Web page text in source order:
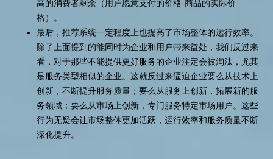
高的消费者剩余（用户愿意支付的价格-商品的实际价
格）。
最后，推荐系统一定程度上也提高了市场整体的运行效率。
除了上面提到的能同时为企业和用户带来益处，我们反过来
看，对于那些不能提供更好服务的企业注定会被淘汰，尤其
是服务类型相似的企业。这就反过来逼迫企业要么从技术上
创新，不断提升服务质量；要么从服务上创新，拓展新的服
务领域；要么从市场上创新，专门服务特定市场用户。这些
行为无疑会让市场整体更加活跃，运行效率和服务质量不断
深化提升。